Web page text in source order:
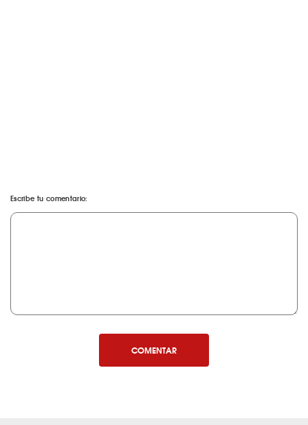
Escribe tu comentario:
COMENTAR